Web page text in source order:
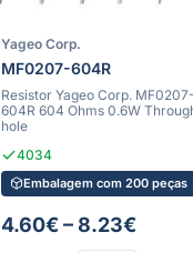
Yageo Corp.
MF0207-604R
Resistor Yageo Corp. MF0207-
604R 604 Ohms 0.6W
hole
4034
Embalagem com 200 peças
4.60€ – 8.23€